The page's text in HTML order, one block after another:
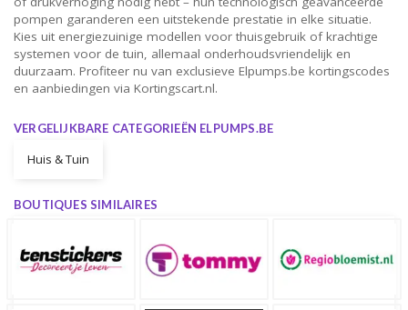
pompen garanderen een uitstekende prestatie in elke situatie.
Kies uit energiezuinige modellen voor thuisgebruik of krachtige
systemen voor de tuin, allemaal onderhoudsvriendelijk en
duurzaam. Profiteer nu van exclusieve Elpumps.be kortingscodes
en aanbiedingen via Kortingscart.nl.
VERGELIJKBARE CATEGORIEËN ELPUMPS.BE
Huis & Tuin
BOUTIQUES SIMILAIRES